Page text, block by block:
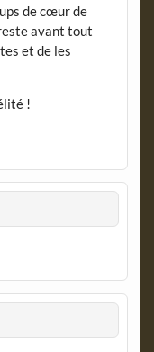
de cœur de
avant tout
et de les
!